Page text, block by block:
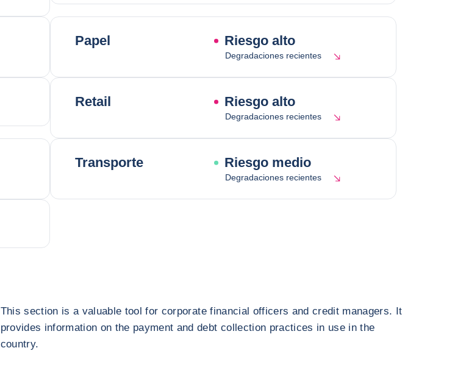
Papel Riesgo alto
Degradaciones recientes
Retail Riesgo alto
Degradaciones recientes
Transporte Riesgo medio
Degradaciones recientes
This section is a valuable tool for corporate financial officers and credit managers. It
provides information on the payment and debt collection practices in use in the
country.